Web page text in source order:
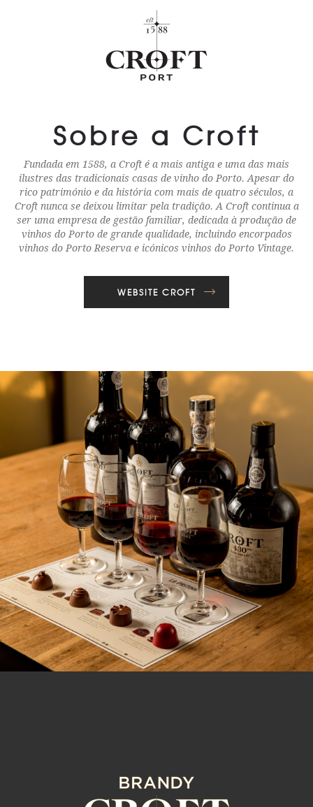
Sobre a Croft
Fundada em 1588, a Croft é a mais antiga e uma das mais
ilustres das tradicionais casas de vinho do Porto. Apesar do
rico património e da história com mais de quatro séculos, a
Croft nunca se deixou limitar pela tradição. A Croft continua a
ser uma empresa de gestão familiar, dedicada à produção de
vinhos do Porto de grande qualidade, incluindo encorpados
vinhos do Porto Reserva e icónicos vinhos do Porto Vintage.
WEBSITE CROFT